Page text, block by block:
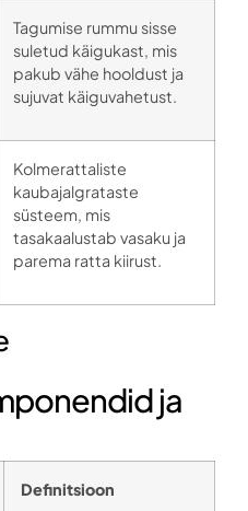
Tagumise rummu sisse
suletud käigukast, mis
pakub vähe hooldust ja
sujuvat käiguvahetust.
Kolmerattaliste
kaubajalgrataste
süsteem, mis
tasakaalustab vasaku ja
parema ratta kiirust.
ja
Definitsioon